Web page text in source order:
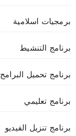
برمجيات اسلامية
برنامج التنشيط
برنامج تحميل البرامج
برنامج تعليمي
برنامج تنزيل الفيديو